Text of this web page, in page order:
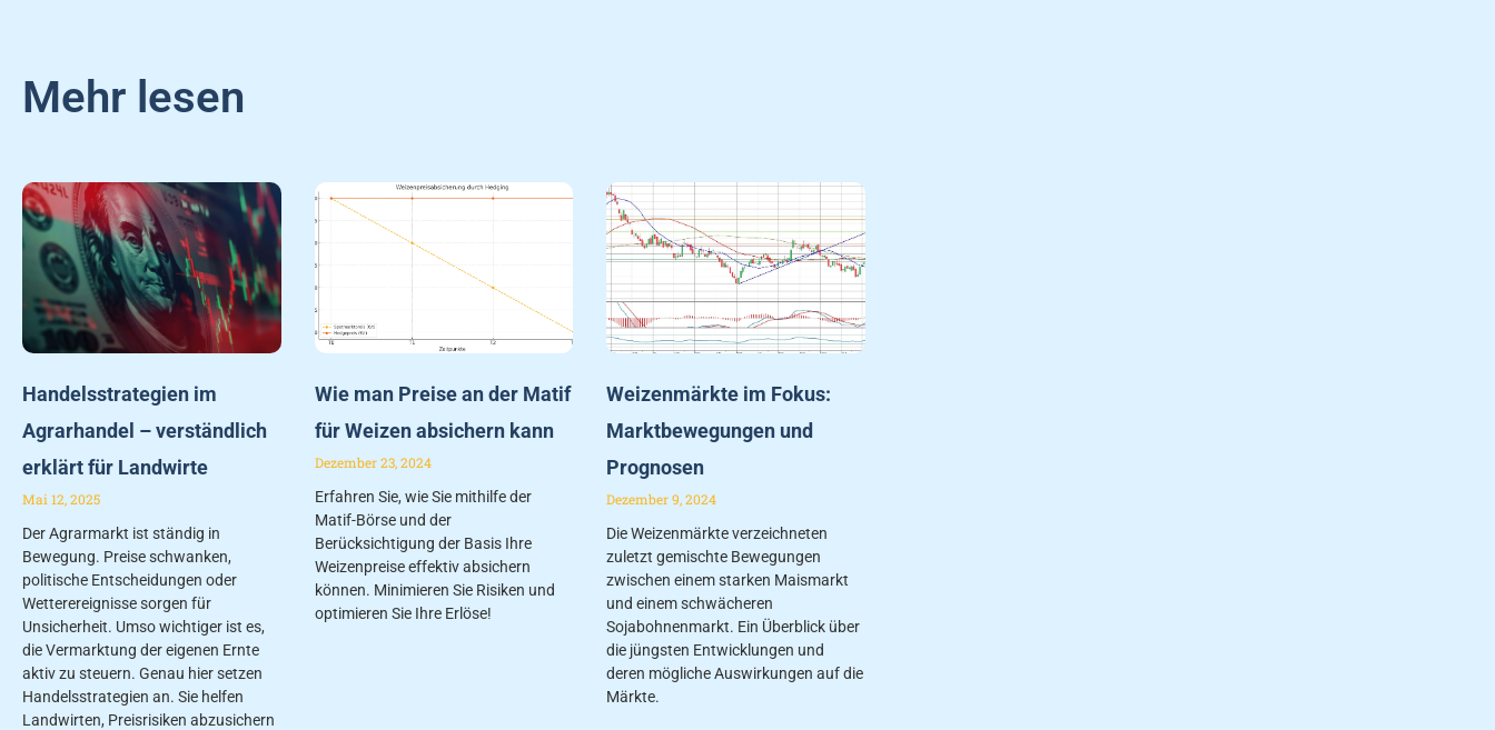
Mehr lesen
Handelsstrategien im
Agrarhandel – verständlich
erklärt für Landwirte
Mai 12, 2025
Der Agrarmarkt ist ständig in
Bewegung. Preise schwanken,
politische Entscheidungen oder
Wetterereignisse sorgen für
Unsicherheit. Umso wichtiger ist es,
die Vermarktung der eigenen Ernte
aktiv zu steuern. Genau hier setzen
Handelsstrategien an. Sie helfen
Landwirten, Preisrisiken abzusichern
Wie man Preise an der Matif
für Weizen absichern kann
Dezember 23, 2024
Erfahren Sie, wie Sie mithilfe der
Matif-Börse und der
Berücksichtigung der Basis Ihre
Weizenpreise effektiv absichern
können. Minimieren Sie Risiken und
optimieren Sie Ihre Erlöse!
Weizenmärkte im Fokus:
Marktbewegungen und
Prognosen
Dezember 9, 2024
Die Weizenmärkte verzeichneten
zuletzt gemischte Bewegungen
zwischen einem starken Maismarkt
und einem schwächeren
Sojabohnenmarkt. Ein Überblick über
die jüngsten Entwicklungen und
deren mögliche Auswirkungen auf die
Märkte.